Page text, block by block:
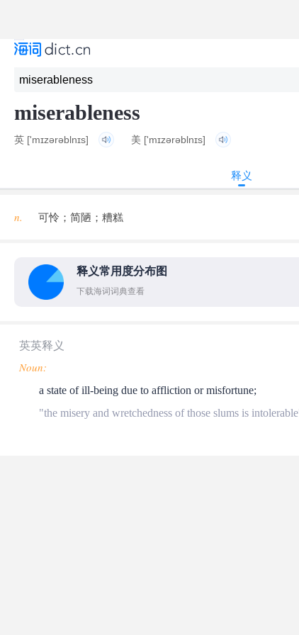
miserableness
英 ['mɪzərəblnɪs] 美 ['mɪzərəblnɪs]
释义
n. 可怜；简陋；糟糕
释义常用度分布图
下载海词词典查看
英英释义
Noun:
a state of ill-being due to affliction or misfortune;
"the misery and wretchedness of those slums is